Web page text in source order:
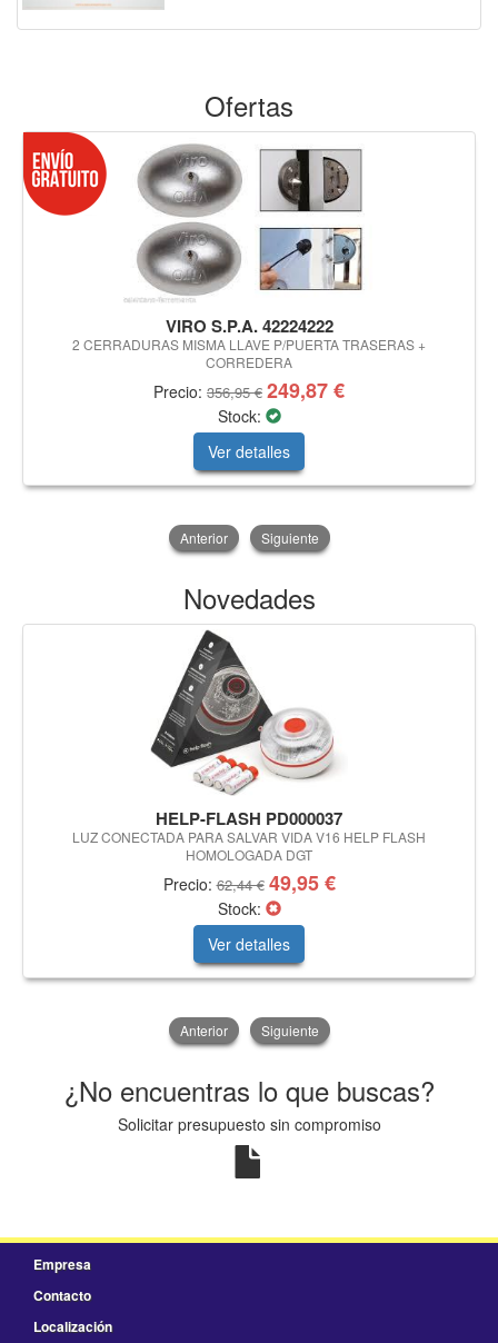
Ofertas
VIRO S.P.A. 42224222
2 CERRADURAS MISMA LLAVE P/PUERTA TRASERAS +
CORREDERA
Precio: 356,95 € 249,87 €
Stock:
Ver detalles
Anterior Siguiente
Novedades
HELP-FLASH PD000037
LUZ CONECTADA PARA SALVAR VIDA V16 HELP FLASH
HOMOLOGADA DGT
Precio:62,44 € 49,95 €
Stock:
Ver detalles
Anterior Siguiente
¿No encuentras lo que buscas?
Solicitar presupuesto sin compromiso
Empresa
Contacto
Localización